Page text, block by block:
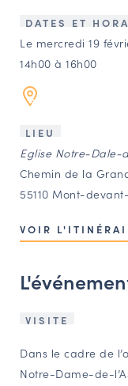
CONTACT
Agenda
Annuaire
BOURSE
CARTES
Espace
DATES ET
Le mercredi 19
14h00 à 16h00
LIEU
Eglise Notre-Dale-
Chemin de la
55110 Mont-
VOIR
VISITE
Dans le cadre de
Notre-Dame-de-